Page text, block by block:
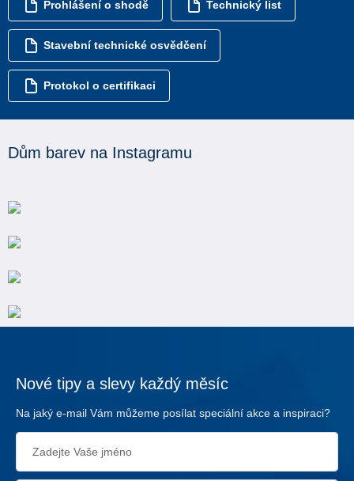
Prohlášení o shodě Technický list
Stavební technické osvědčení
Protokol o certifikaci
Dům barev na Instagramu
Nové tipy a slevy každý měsíc
Na jaký e-mail Vám můžeme posílat speciální akce a inspiraci?